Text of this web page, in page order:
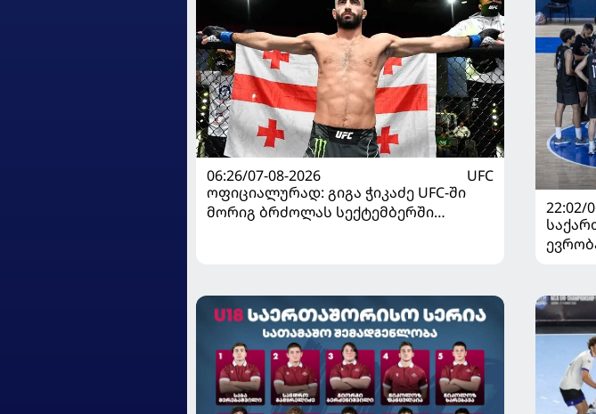
06:26/07-08-2026
UFC
ოფიციალურად: გიგა ჭიკაძე UFC-ში
მორიგ ბრძოლას სექტემბერში
22:02/